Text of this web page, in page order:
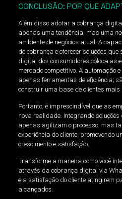
CONCLUSÃO: POR QUE
Além disso adotar a cobrança
apenas uma tendência, mas uma
ambiente de negócios atual. A
de cobrança e oferecer soluções
digital dos consumidores coloca as
mercado competitivo. A automação
apenas ferramentas de eficiência;
construir uma base de clientes mais
Portanto, é imprescindível que as
nova realidade. Integrando
apenas agilizam o processo, mas
experiência do cliente, promovendo
crescimento e satisfação.
Transforme a maneira como você
através da cobrança digital via
e a satisfação do cliente atingirem
alcançados.